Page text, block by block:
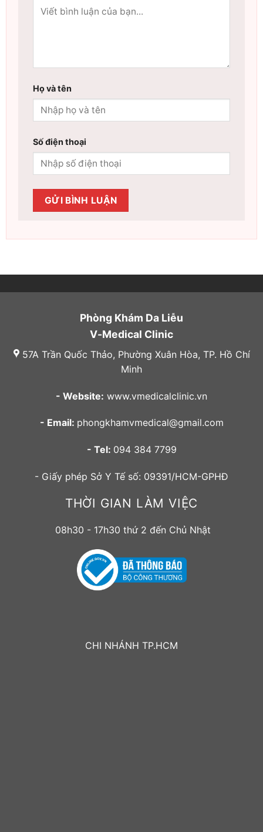
Họ và tên
Số điện thoại
Phòng Khám Da Liễu
V-Medical Clinic
57A Trần Quốc Thảo, Phường Xuân Hòa, TP. Hồ Chí
Minh
- Website: www.vmedicalclinic.vn
- Email: phongkhamvmedical@gmail.com
- Tel: 094 384 7799
- Giấy phép Sở Y Tế số: 09391/HCM-GPHĐ
THỜI GIAN LÀM VIỆC
08h30 - 17h30 thứ 2 đến Chủ Nhật
CHI NHÁNH TP.HCM